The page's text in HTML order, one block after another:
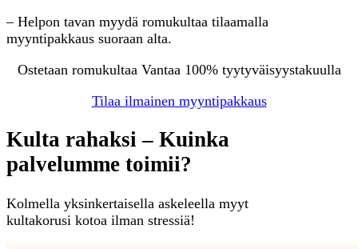
– Helpon tavan myydä romukultaa tilaamalla
myyntipakkaus suoraan alta.
Ostetaan romukultaa Vantaa 100% tyytyväisyystakuulla
Tilaa ilmainen myyntipakkaus
Kulta rahaksi – Kuinka
palvelumme toimii?
Kolmella yksinkertaisella askeleella myyt
kultakorusi kotoa ilman stressiä!